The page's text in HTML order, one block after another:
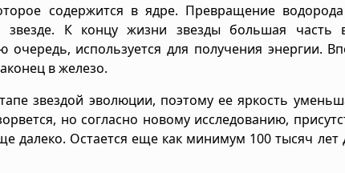
содержится в ядре. Превращение
звезде. К концу жизни звезды большая часть
используется для получения энергии.
в железо.
звездой эволюции, поэтому ее яркость
но согласно новому исследованию,
далеко. Остается еще как минимум 100 тысяч лет